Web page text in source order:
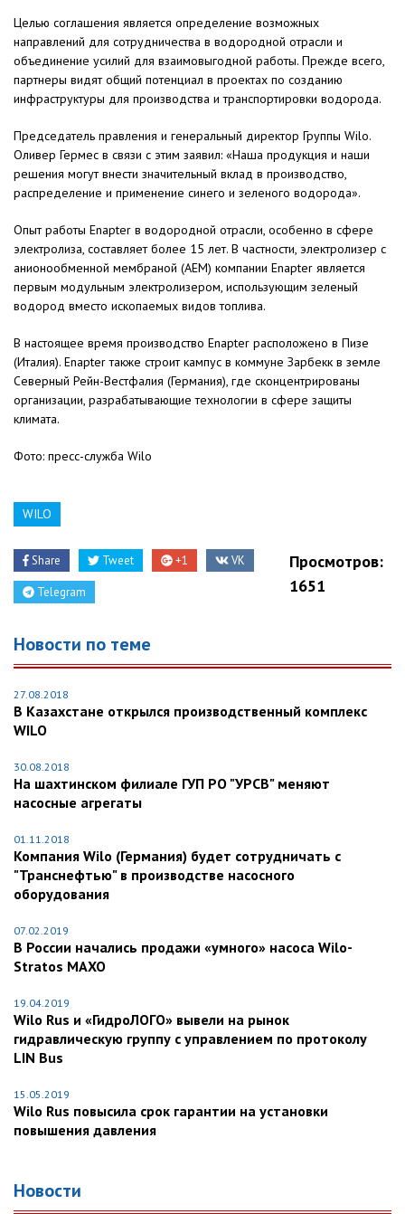
Целью соглашения является определение возможных
направлений для сотрудничества в водородной отрасли и
объединение усилий для взаимовыгодной работы. Прежде всего,
партнеры видят общий потенциал в проектах по созданию
инфраструктуры для производства и транспортировки водорода.
Председатель правления и генеральный директор Группы Wilo.
Оливер Гермес в связи с этим заявил: «Наша продукция и наши
решения могут внести значительный вклад в производство,
распределение и применение синего и зеленого водорода».
Опыт работы Enapter в водородной отрасли, особенно в сфере
электролиза, составляет более 15 лет. В частности, электролизер с
анионообменной мембраной (AEM) компании Enapter является
первым модульным электролизером, использующим зеленый
водород вместо ископаемых видов топлива.
В настоящее время производство Enapter расположено в Пизе
(Италия). Enapter также строит кампус в коммуне Зарбекк в земле
Северный Рейн-Вестфалия (Германия), где сконцентрированы
организации, разрабатывающие технологии в сфере защиты
климата.
Фото: пресс-служба Wilo
WILO
Share Tweet +1 VK
Telegram
Просмотров:
1651
Новости по теме
27.08.2018
В Казахстане открылся производственный комплекс
WILO
30.08.2018
На шахтинском филиале ГУП РО "УРСВ" меняют
насосные агрегаты
01.11.2018
Компания Wilo (Германия) будет сотрудничать с
"Транснефтью" в производстве насосного
оборудования
07.02.2019
В России начались продажи «умного» насоса Wilo-
Stratos MAXO
19.04.2019
Wilo Rus и «ГидроЛОГО» вывели на рынок
гидравлическую группу с управлением по протоколу
LIN Bus
15.05.2019
Wilo Rus повысила срок гарантии на установки
повышения давления
Новости